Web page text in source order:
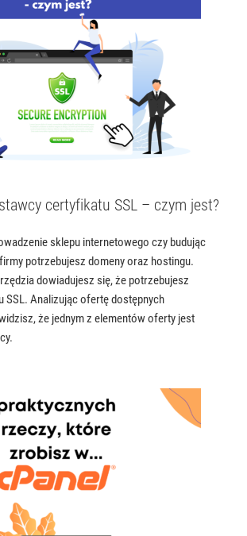
certyfikatu SSL – czym jest?
sklepu internetowego czy budując
potrzebujesz domeny oraz hostingu.
dowiadujesz się, że potrzebujesz
SSL. Analizując ofertę dostępnych
że jednym z elementów oferty jest